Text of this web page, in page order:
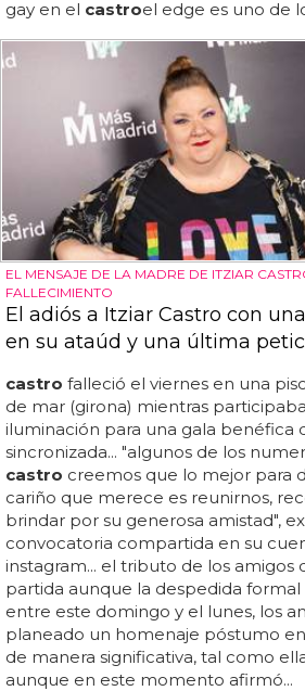
gay en el castroel edge es uno de
EL MENSAJE DE LA MADRE DE ITZIAR
FALLECIMIENTO
El adiós a Itziar Castro con
en su ataúd y una última
castro falleció el viernes en una
de mar (girona) mientras
iluminación para una gala benéfica
sincronizada... "algunos de los
castro creemos que lo mejor para
cariño que merece es reunirnos,
brindar por su generosa amistad",
convocatoria compartida en su
instagram... el tributo de los amigos
partida aunque la despedida formal
entre este domingo y el lunes, los
planeado un homenaje póstumo
de manera significativa, tal como
aunque en este momento afirmó...